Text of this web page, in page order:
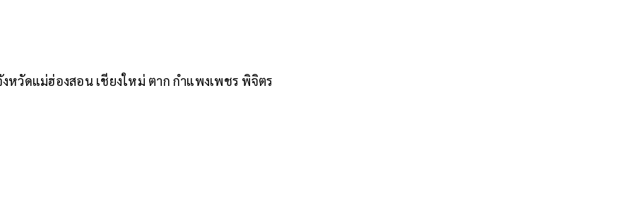
วัดแม่ฮ่องสอน เชียงใหม่ ตาก กำแพงเพชร พิจิตร